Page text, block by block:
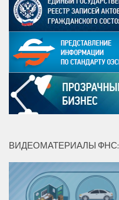
ВИДЕОМАТЕРИАЛЫ ФНС: